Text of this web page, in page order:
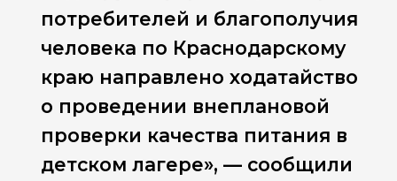
потребителей и благополучия
человека по Краснодарскому
краю направлено ходатайство
о проведении внеплановой
проверки качества питания в
детском лагере», — сообщили